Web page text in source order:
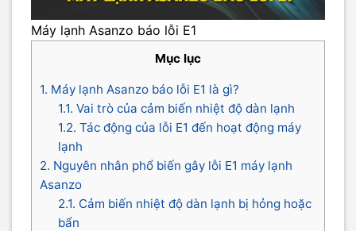
Máy lạnh Asanzo báo lỗi E1
Mục lục
1. Máy lạnh Asanzo báo lỗi E1 là gì?
1.1. Vai trò của cảm biến nhiệt độ dàn lạnh
1.2. Tác động của lỗi E1 đến hoạt động máy
lạnh
2. Nguyên nhân phổ biến gây lỗi E1 máy lạnh
Asanzo
2.1. Cảm biến nhiệt độ dàn lạnh bị hỏng hoặc
bẩn